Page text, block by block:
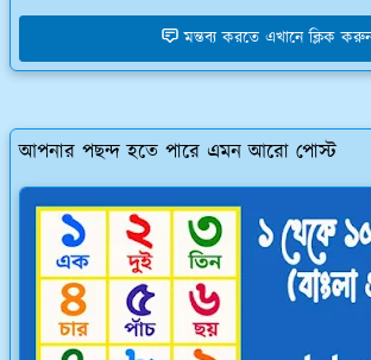
মন্তব্য করতে এখানে ক্লিক
আপনার পছন্দ হতে পারে এমন আরো পোস্ট